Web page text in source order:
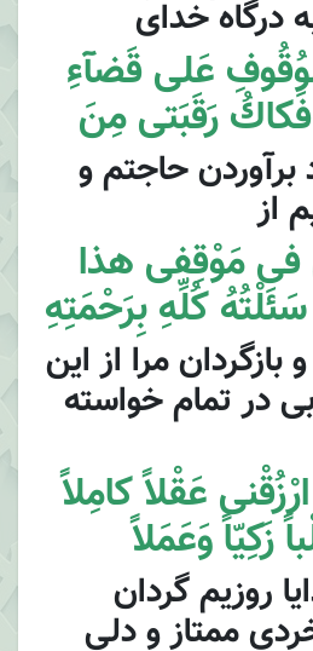
درگاه خداى
عَلى قَضآءِ
رَقَبَتى مِنَ
حاجتم و
از
فى مَوْقِفى هذا
كُلِّهِ بِرَحْمَتِهِ
مرا از اين
در تمام خواسته
عَقْلاً كامِلاً
زَكِيّاً وَعَمَلاً
روزيم گردان
ممتاز و دلى